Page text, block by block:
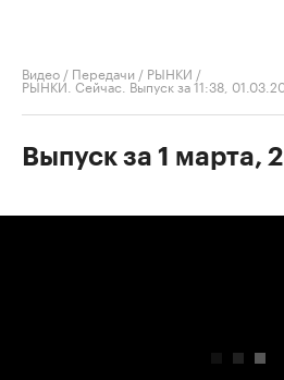
Видео / Передачи / РЫНКИ /
РЫНКИ. Сейчас. Выпуск за 11:38,
Выпуск за 1 марта,